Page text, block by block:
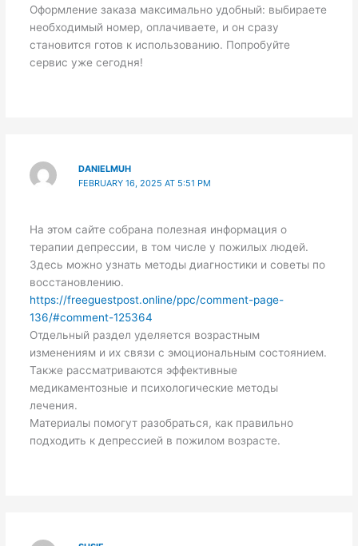
Оформление заказа максимально удобный: выбираете
необходимый номер, оплачиваете, и он сразу
становится готов к использованию. Попробуйте
сервис уже сегодня!
DANIELMUH
FEBRUARY 16, 2025 AT 5:51 PM
На этом сайте собрана полезная информация о
терапии депрессии, в том числе у пожилых людей.
Здесь можно узнать методы диагностики и советы по
восстановлению.
https://freeguestpost.online/ppc/comment-page-
136/#comment-125364
Отдельный раздел уделяется возрастным
изменениям и их связи с эмоциональным состоянием.
Также рассматриваются эффективные
медикаментозные и психологические методы
лечения.
Материалы помогут разобраться, как правильно
подходить к депрессией в пожилом возрасте.